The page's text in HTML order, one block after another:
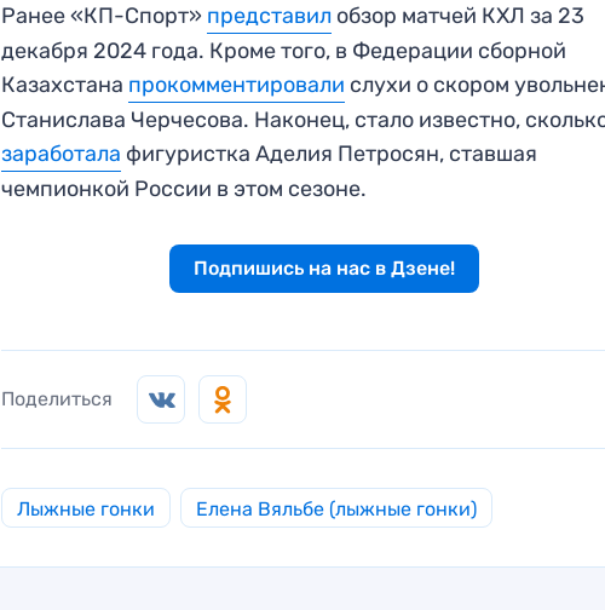
Ранее «КП-Спорт» представил обзор матчей КХЛ за 23
декабря 2024 года. Кроме того, в Федерации сборной
Казахстана прокомментировали слухи о скором
Станислава Черчесова. Наконец, стало известно,
заработала фигуристка Аделия Петросян, ставшая
чемпионкой России в этом сезоне.
Подпишись на нас в Дзене!
Поделиться
Лыжные гонки Елена Вяльбе (лыжные гонки)